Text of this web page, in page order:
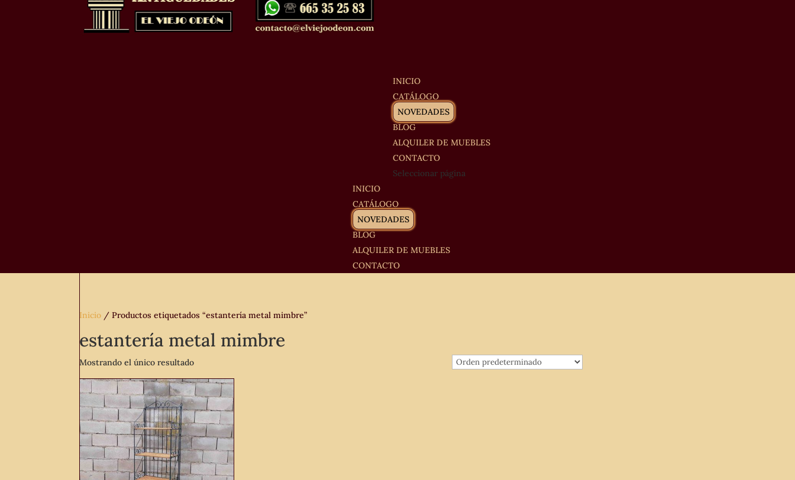
INICIO
CATÁLOGO
NOVEDADES
BLOG
ALQUILER DE MUEBLES
CONTACTO
Seleccionar página
INICIO
CATÁLOGO
NOVEDADES
BLOG
ALQUILER DE MUEBLES
CONTACTO
Inicio / Productos etiquetados “estantería metal mimbre”
estantería metal mimbre
Mostrando el único resultado